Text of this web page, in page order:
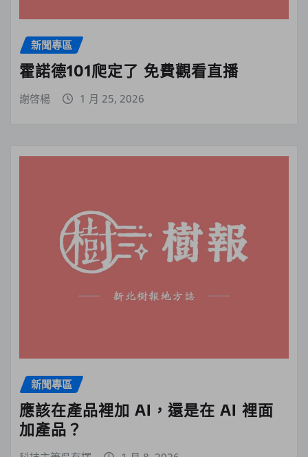
新聞專區
霍諾德101爬定了 免費觀看直播
謝啓楊 1 月 25, 2026
新聞專區
應該在產品裡加 AI，還是在 AI 裡面
加產品？